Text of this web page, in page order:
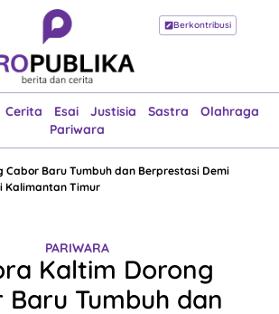
Berkontribusi
Cerita Esai Justisia Sastra
Olahraga
Pariwara
Beranda
Esai
Justisia
Sastra
Olahraga
Pariwara
Cabor Baru Tumbuh dan Berprestasi Demi
Kalimantan Timur
PARIWARA
Kaltim Dorong
Baru Tumbuh dan